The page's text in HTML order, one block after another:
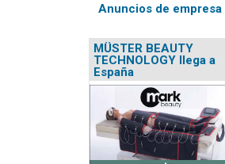
Anuncios de empresa
MÜSTER BEAUTY
TECHNOLOGY llega a
España